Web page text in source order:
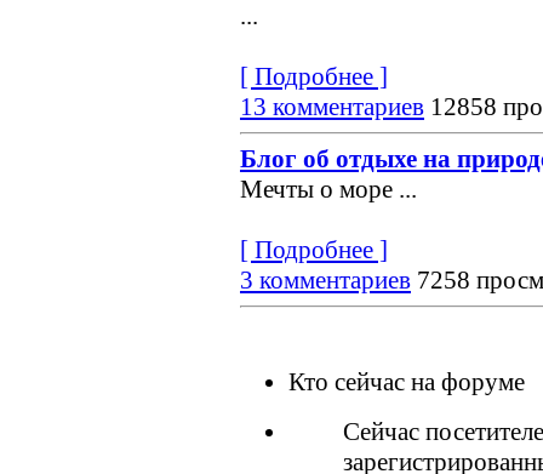
...
[ Подробнее ]
13 комментариев 12858
Блог об отдыхе на
Мечты о море ...
[ Подробнее ]
3 комментариев 7258
Кто сейчас на форуме
Сейчас